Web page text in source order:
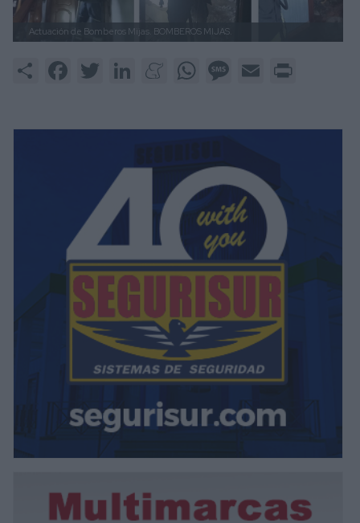
Actuación de Bomberos Mijas. BOMBEROS MIJAS.
Share FacebookTwitter LinkedInMeneameWhatsAppMessage
Email